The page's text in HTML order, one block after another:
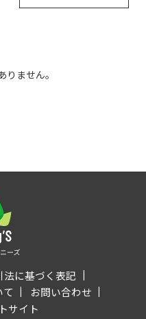
りません。
法に基づく表記
て
お問い合わせ
サイト